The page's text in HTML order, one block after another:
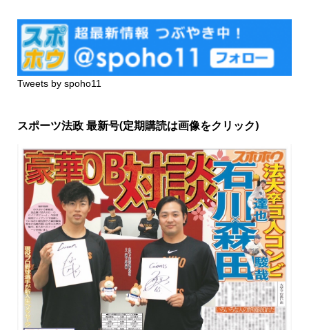
Tweets by spoho11
スポーツ法政 最新号(定期購読は画像をクリック)